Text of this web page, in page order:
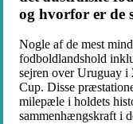
og hvorfor er de
Nogle af de mest
fodboldlandshold
sejren over Uruguay i
Cup. Disse
milepæle i holdets
sammenhængskraft i